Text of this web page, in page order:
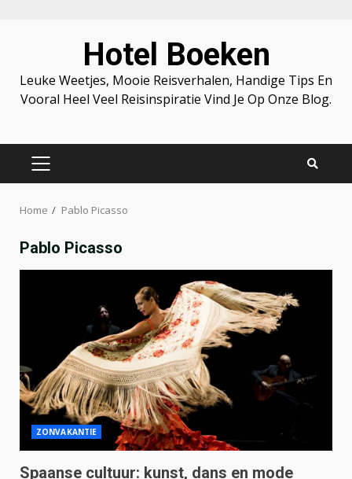
Hotel Boeken
Leuke Weetjes, Mooie Reisverhalen, Handige Tips En
Vooral Heel Veel Reisinspiratie Vind Je Op Onze Blog.
PRIMARY
Home Pablo Picasso
Pablo Picasso
ZONVAKANTIE
Spaanse cultuur: kunst, dans en mode